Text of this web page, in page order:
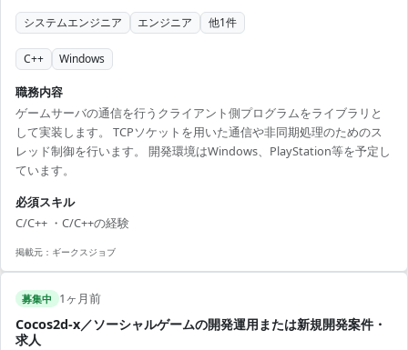
システムエンジニア エンジニア 他1件
C++ Windows
職務内容
ゲームサーバの通信を行うクライアント側プログラムをライブラリと
して実装します。 TCPソケットを用いた通信や非同期処理のためのス
レッド制御を行います。 開発環境はWindows、PlayStation等を予定し
ています。
必須スキル
C/C++ ・C/C++の経験
掲載元： ギークスジョブ
募集中 1ヶ月前
Cocos2d-x／ソーシャルゲームの開発運用または新規開発案件・
求人